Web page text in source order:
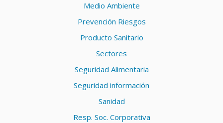
Medio Ambiente
Prevención Riesgos
Producto Sanitario
Sectores
Seguridad Alimentaria
Seguridad información
Sanidad
Resp. Soc. Corporativa